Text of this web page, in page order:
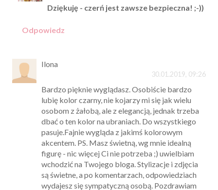
Dziękuję - czerń jest zawsze bezpieczna! ;-))
Odpowiedz
Ilona
30.01.2019, 09:26
Bardzo pięknie wyglądasz. Osobiście bardzo
lubię kolor czarny, nie kojarzy mi się jak wielu
osobom z żałobą, ale z elegancją, jednak trzeba
dbać o ten kolor na ubraniach. Do wszystkiego
pasuje.Fajnie wygląda z jakimś kolorowym
akcentem. PS. Masz świetną, wg mnie idealną
figurę - nic więcej Ci nie potrzeba ;) uwielbiam
wchodzić na Twojego bloga. Stylizacje i zdjęcia
są świetne, a po komentarzach, odpowiedziach
wydajesz się sympatyczną osobą. Pozdrawiam